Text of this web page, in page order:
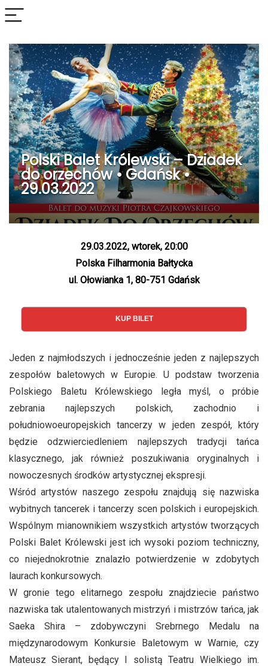
Polski Balet Królewski – Dziadek
do orzechów • Gdańsk •
29.03.2022
29.03.2022, wtorek, 20:00
Polska Filharmonia Bałtycka
ul. Ołowianka 1, 80-751 Gdańsk
KUP BILET
Jeden z najmłodszych i jednocześnie jeden z najlepszych
zespołów baletowych w Europie. U podstaw tworzenia
Polskiego Baletu Królewskiego legła myśl, o próbie
zebrania najlepszych polskich, zachodnio i
południowoeuropejskich tancerzy w jeden zespół, który
będzie odzwierciedleniem najlepszych tradycji tańca
klasycznego, jak również poszukiwania oryginalnych i
nowoczesnych środków artystycznej ekspresji.
Wśród artystów naszego zespołu znajdują się nazwiska
wybitnych tancerek i tancerzy scen polskich i europejskich.
Wspólnym mianownikiem wszystkich artystów tworzących
Polski Balet Królewski jest ich wysoki poziom techniczny,
co niejednokrotnie znalazło potwierdzenie w zdobytych
laurach konkursowych.
W gronie tego elitarnego zespołu znajdziecie państwo
nazwiska tak utalentowanych mistrzyń i mistrzów tańca, jak
Saeka Shira – zdobywczyni Srebrnego Medalu na
międzynarodowym Konkursie Baletowym w Warnie, czy
Mateusz Sierant, będący I solistą Teatru Wielkiego im.